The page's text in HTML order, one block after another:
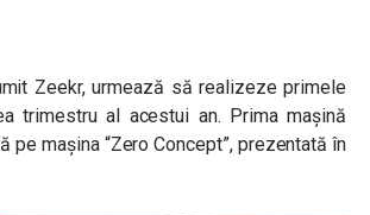
Zeekr, urmează să realizeze primele
trimestru al acestui an. Prima mașină
pe mașina “Zero Concept”, prezentată în